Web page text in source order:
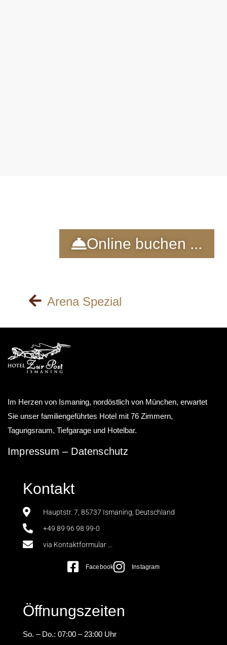
Online buchen ...
Arena Spezial
Im Herzen von Ismaning, nordöstlich von München, erwartet
Sie unser familiengeführtes Hotel mit 76 Zimmern,
Tagungsraum, Tiefgarage und Hotelbar.
Impressum – Datenschutz
Kontakt
Hauptstr. 7, 85737 Ismaning, Deutschland
+49 89 96 98 99-0
via Kontaktformular ...
Facebook Instagram
Öffnungszeiten
So. – Do.: 07:00 – 23:00 Uhr